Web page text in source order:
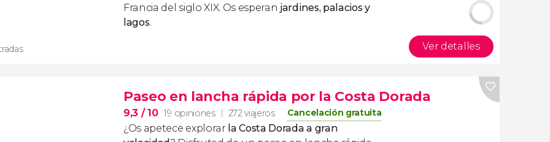
Francia del siglo XIX. Os esperan jardines, palacios y
lagos.
Ver detalles
Paseo en lancha rápida por la Costa Dorada
9,3 / 10 19 opiniones 272 viajeros Cancelación gratuita
¿Os apetece explorar la Costa Dorada a gran